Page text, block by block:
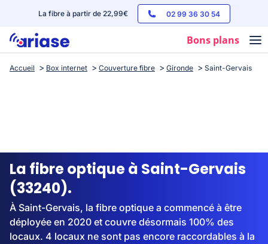
La fibre à partir de 22,99€ 02 99 36 30 54
Bons plans
Box internet
Streaming
Accueil Box internet Couverture fibre Gironde Saint-Gervais
La fibre optique à Saint-Gervais
(33240).
À Saint-Gervais, la fibre optique a commencé à être
déployée en 2020 et couvre désormais 100% des
locaux. 4 locaux ne sont pas encore raccordables à la